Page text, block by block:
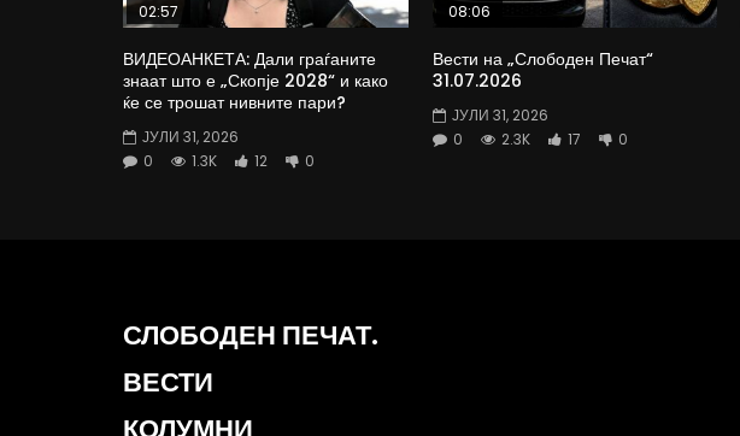
02:57
ВИДЕОАНКЕТА: Дали граѓаните
знаат што е „Скопје 2028“ и како
ќе се трошат нивните пари?
ЈУЛИ 31, 2026
0
1.3K 12 0
08:06
Вести на „Слободен Печат“
31.07.2026
ЈУЛИ 31, 2026
0
2.3K 17 0
СЛОБОДЕН ПЕЧАТ.
ВЕСТИ